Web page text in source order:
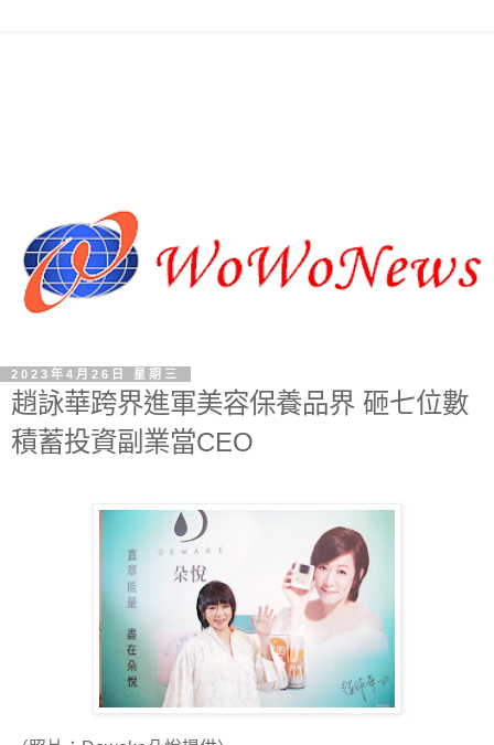
2023年4月26日 星期三
趙詠華跨界進軍美容保養品界 砸七位數
積蓄投資副業當CEO